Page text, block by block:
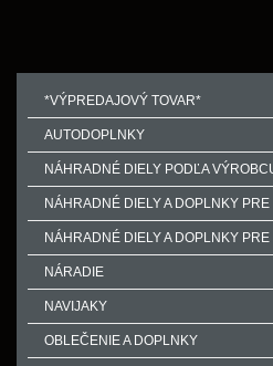
*VÝPREDAJOVÝ TOVAR*
AUTODOPLNKY
NÁHRADNÉ DIELY PODĽA
NÁHRADNÉ DIELY A DOPLNKY
NÁHRADNÉ DIELY A DOPLNKY
NÁRADIE
NAVIJAKY
OBLEČENIE A DOPLNKY